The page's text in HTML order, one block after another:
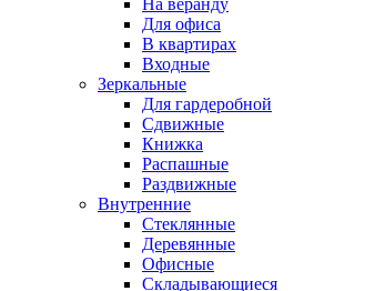
На веранду
Для офиса
В квартирах
Входные
Зеркальные
Для гардеробной
Сдвижные
Книжка
Распашные
Раздвижные
Внутренние
Стеклянные
Деревянные
Офисные
Складывающиеся